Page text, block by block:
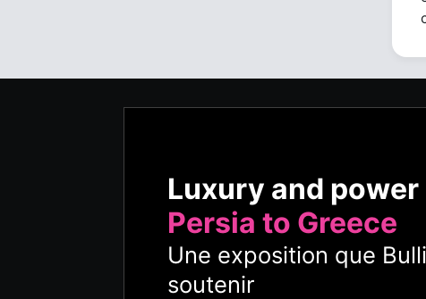
Luxury and power
Persia to Greece
Une exposition que
soutenir